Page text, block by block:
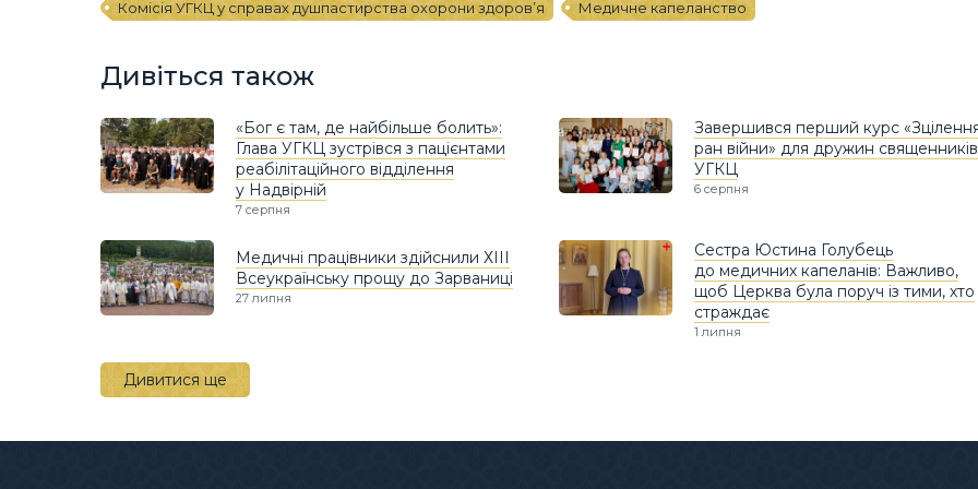
Комісія УГКЦ у справах душпастирства охорони здоров’я Медичне капеланство
Дивіться також
«Бог є там, де найбільше болить»:
Глава УГКЦ зустрівся з пацієнтами
реабілітаційного відділення
у Надвірній
7 серпня
Завершився перший курс
ран війни» для дружин священників
УГКЦ
6 серпня
Медичні працівники здійснили ХІІІ
Всеукраїнську прощу до Зарваниці
27 липня
Сестра Юстина Голубець
до медичних капеланів: Важливо,
щоб Церква була поруч із тими, хто
страждає
1 липня
Дивитися ще